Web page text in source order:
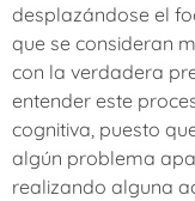
desplazándose el
que se consideran
con la verdadera
entender este
cognitiva, puesto
algún problema
realizando alguna